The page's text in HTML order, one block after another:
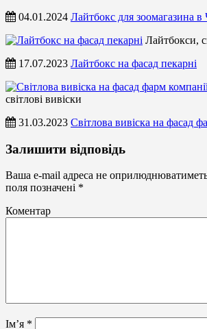
04.01.2024 Лайтбокс для зоомагазина в
Лайтбокси,
17.07.2023 Лайтбокс на фасад пекарні
світлові вивіски
31.03.2023 Світлова вивіска на фасад
Лайтбокси,
вивіски
Залишити відповідь
Ваша e-mail адреса не
поля позначені *
Коментар
Ім’я *